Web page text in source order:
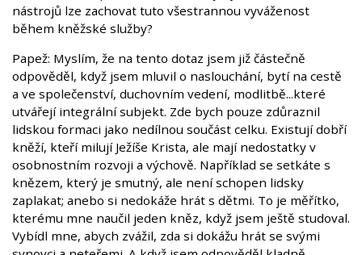
nástrojů lze zachovat tuto všestrannou vyváženost
během kněžské služby?
Papež: Myslím, že na tento dotaz jsem již částečně
odpověděl, když jsem mluvil o naslouchání, bytí na cestě
a ve společenství, duchovním vedení, modlitbě...které
utvářejí integrální subjekt. Zde bych pouze zdůraznil
lidskou formaci jako nedílnou součást celku. Existují dobří
kněží, kteří milují Ježíše Krista, ale mají nedostatky v
osobnostním rozvoji a výchově. Například se setkáte s
knězem, který je smutný, ale není schopen lidsky
zaplakat; anebo si nedokáže hrát s dětmi. To je měřítko,
kterému mne naučil jeden kněz, když jsem ještě studoval.
Vybídl mne, abych zvážil, zda si dokážu hrát se svými